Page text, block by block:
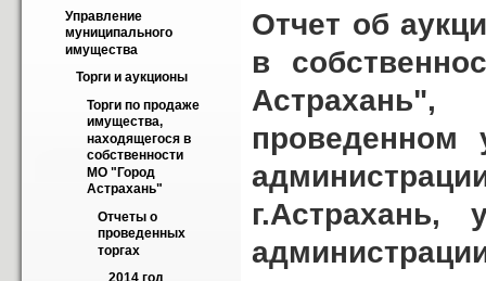
Управление
муниципального
имущества
Торги и аукционы
Торги по продаже
имущества,
находящегося в
собственности
МО "Город
Астрахань"
Отчеты о
проведенных
торгах
Отчет об
в
Астрахань",
проведенном